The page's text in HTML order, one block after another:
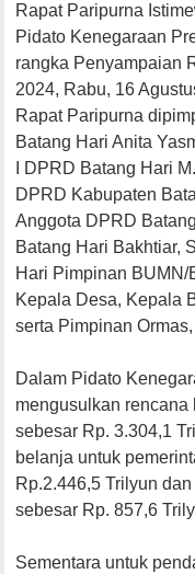
Rapat Paripurna
Pidato Kenegaraan
rangka Penyampaian
2024, Rabu, 16
Rapat Paripurna
Batang Hari Anita
I DPRD Batang Hari
DPRD Kabupaten
Anggota DPRD
Batang Hari Bakhtiar,
Hari Pimpinan
Kepala Desa, Kepala
serta Pimpinan
Dalam Pidato
mengusulkan
sebesar Rp. 3.304,1
belanja untuk
Rp.2.446,5 Trilyun
sebesar Rp. 857,6
Sementara untuk